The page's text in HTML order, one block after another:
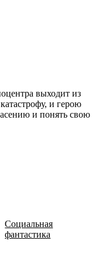
выходит из
и герою
и понять свою
Социальная
фантастика